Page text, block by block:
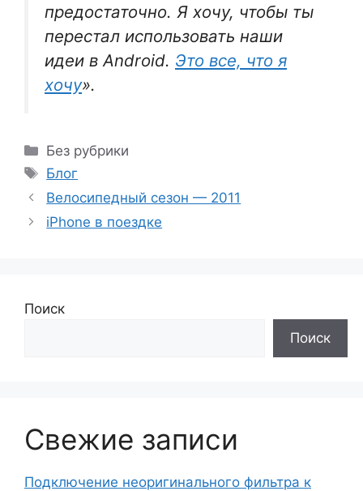
предостаточно. Я хочу, чтобы ты
перестал использовать наши
идеи в Android. Это все, что я
хочу».
Рубрики
Без рубрики
Метки
Блог
Велосипедный сезон — 2011
iPhone в поездке
Поиск
Поиск
Свежие записи
Подключение неоригинального фильтра к